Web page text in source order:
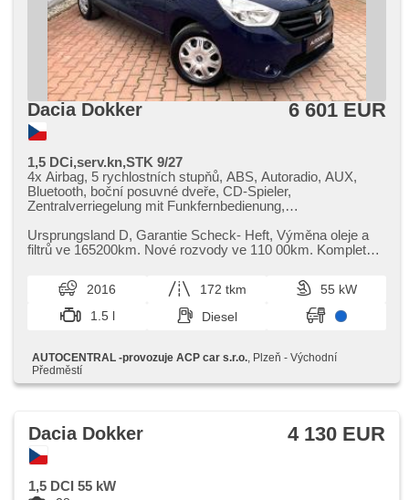
Dacia Dokker 6 601 EUR
1,5 DCi,serv.kn,STK 9/27
4x Airbag, 5 rychlostních stupňů, ABS, Autoradio, AUX,
Bluetooth, boční posuvné dveře, CD-Spieler,
Zentralverriegelung mit Funkfernbedienung,
Rücksitzbank, täglich Leuchten, El. Vorderscheiben, El.
Anlasser, El. Spiegel, hands free, hlasové ovládání
Handgetriebe, Nebelscheinwerfer, Lenkrad einstellbar,
Bordcomputer, erfüllt 'EURO VI', plnohodnotné rezervní
kolo, Längssitzvorschub, Positionssitze, Servolenkung,
Antriebsschlupfregelung (ASR), přední pohon,
(ESP), Start-Stop System, Getönte Scheiben, USB,
Außenthermometer, Ausziehbare Kopflehnen,
höheneinstellbare Fahrersitz, Heckscheibenwischer
Ursprungsland D,​ Garantie Scheck​- Heft,​ Výměna oleje a
filtrů ve 165200km. Nové rozvody ve 110 00km. Kompletní
2016 172 tkm
55 kW
1.5 l
Diesel
AUTOCENTRAL -provozuje ACP car s.r.o. , Plzeň - Východní
Předměstí
Dacia Dokker 4 130 EUR
1,5 DCI 55 kW